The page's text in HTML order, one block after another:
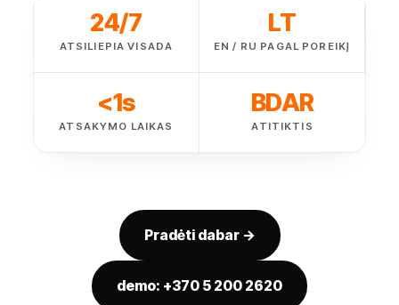
24/7
ATSILIEPIA VISADA
LT
EN / RU PAGAL POREIKĮ
<1s
ATSAKYMO LAIKAS
BDAR
ATITIKTIS
Pradėti dabar →
demo: +370 5 200 2620